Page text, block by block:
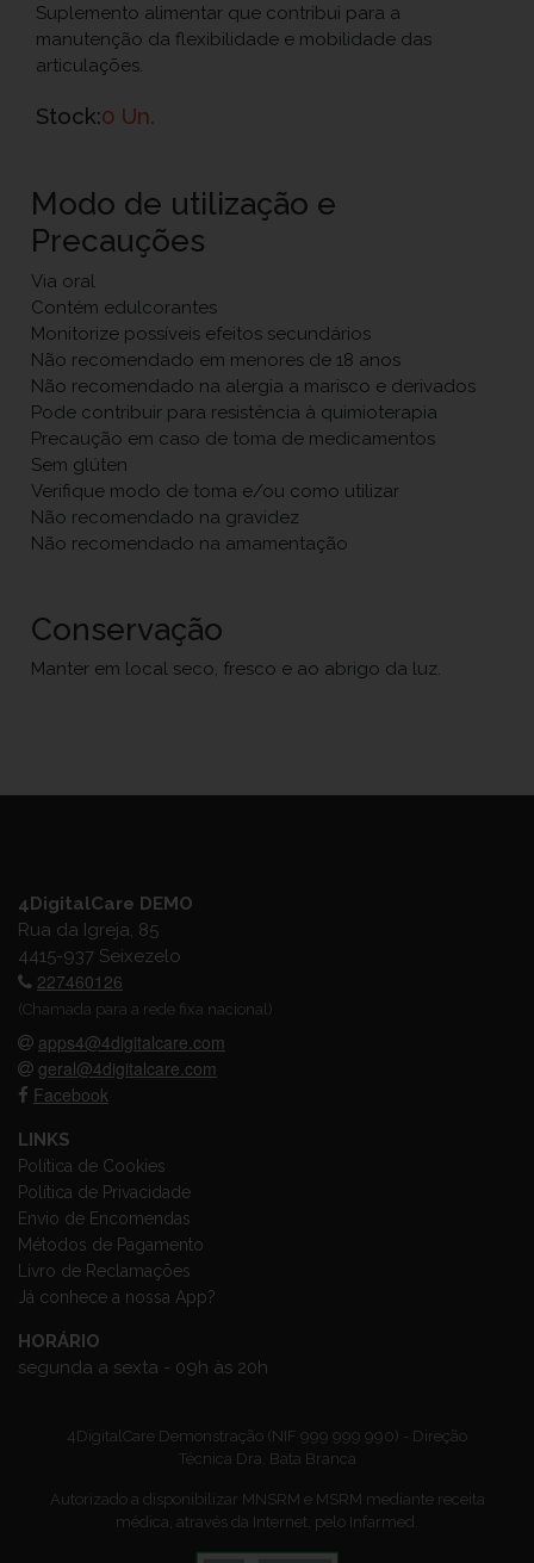
Suplemento alimentar que contribui para a
manutenção da flexibilidade e mobilidade das
articulações.
Stock:0 Un.
Modo de utilização e
Precauções
Via oral
Contém edulcorantes
Monitorize possíveis efeitos secundários
Não recomendado em menores de 18 anos
Não recomendado na alergia a marisco e derivados
Pode contribuir para resistência à quimioterapia
Precaução em caso de toma de medicamentos
Sem glúten
Verifique modo de toma e/ou como utilizar
Não recomendado na gravidez
Não recomendado na amamentação
Conservação
Manter em local seco, fresco e ao abrigo da luz.
4DigitalCare DEMO
Rua da Igreja, 85
4415-937 Seixezelo
227460126
(Chamada para a rede fixa nacional)
apps4@4digitalcare.com
geral@4digitalcare.com
Facebook
LINKS
Política de Cookies
Política de Privacidade
Envio de Encomendas
Métodos de Pagamento
Livro de Reclamações
Já conhece a nossa App?
HORÁRIO
segunda a sexta - 09h às 20h
4DigitalCare Demonstração (NIF 999 999 990) - Direção
Técnica Dra. Bata Branca
Autorizado a disponibilizar MNSRM e MSRM mediante receita
médica, através da Internet, pelo Infarmed.